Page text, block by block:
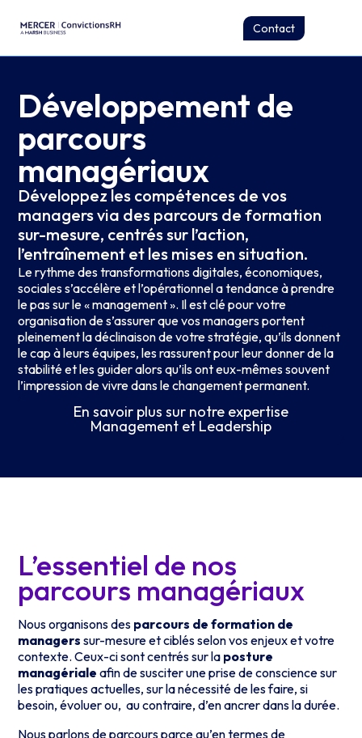
Contact
Développement de
parcours
managériaux
Développez les compétences de vos
managers via des parcours de formation
sur-mesure, centrés sur l’action,
l’entraînement et les mises en situation.
Le rythme des transformations digitales, économiques,
sociales s’accélère et l’opérationnel a tendance à prendre
le pas sur le « management ». Il est clé pour votre
organisation de s’assurer que vos managers portent
pleinement la déclinaison de votre stratégie, qu’ils donnent
le cap à leurs équipes, les rassurent pour leur donner de la
stabilité et les guider alors qu’ils ont eux-mêmes souvent
l’impression de vivre dans le changement permanent.
En savoir plus sur notre expertise
Management et Leadership
L’essentiel de nos
parcours managériaux
Nous organisons des parcours de formation de
managers sur-mesure et ciblés selon vos enjeux et votre
contexte. Ceux-ci sont centrés sur la posture
managériale afin de susciter une prise de conscience sur
les pratiques actuelles, sur la nécessité de les faire, si
besoin, évoluer ou, au contraire, d’en ancrer dans la durée.
Nous parlons de parcours parce qu’en termes de